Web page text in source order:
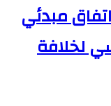
مبدئي
لخلافة